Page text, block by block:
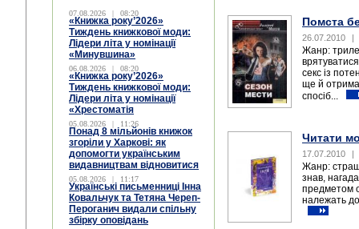
07.08.2026 | 08:20
«Книжка року’2026»
Тиждень книжкової моди:
Лідери літа у номінації
«Минувшина»
06.08.2026 | 08:20
«Книжка року’2026»
Тиждень книжкової моди:
Лідери літа у номінації
«Хрестоматія
05.08.2026 | 11:26
Понад 8 мільйонів книжок
згоріли у Харкові: як
допомогти українським
видавництвам відновитися
05.08.2026 | 11:17
Українські письменниці Інна
Ковальчук та Тетяна Череп-
Пероганич видали спільну
збірку оповідань
Помста
26.07.2010 |
Жанр:
секс із
ще й
спосіб...
Читати
17.07.2010 |
Жанр:
знав,
предметом
належать